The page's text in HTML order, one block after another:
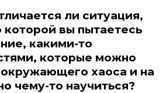
ли ситуация,
которой вы пытаетесь
какими-то
которые можно
хаоса и на
чему-то научиться?